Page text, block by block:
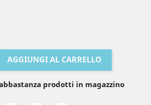
AGGIUNGI AL CARRELLO
prodotti in magazzino